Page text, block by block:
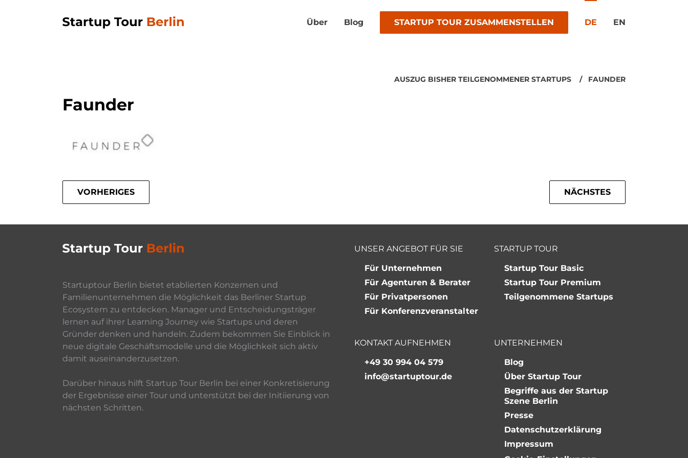
Über Blog STARTUP TOUR ZUSAMMENSTELLEN DE EN
AUSZUG BISHER TEILGENOMMENER STARTUPS FAUNDER
Faunder
VORHERIGES NÄCHSTES
UNSER ANGEBOT FÜR SIE
Für Unternehmen
Für Agenturen & Berater
Für Privatpersonen
Für Konferenzveranstalter
STARTUP TOUR
Startup Tour Basic
Startup Tour Premium
Teilgenommene Startups
KONTAKT AUFNEHMEN
+49 30 994 04 579
info@startuptour.de
UNTERNEHMEN
Blog
Über Startup Tour
Begriffe aus der Startup
Szene Berlin
Presse
Datenschutzerklärung
Impressum
Startuptour Berlin bietet etablierten Konzernen und
Familienunternehmen die Möglichkeit das Berliner Startup
Ecosystem zu entdecken. Manager und Entscheidungsträger
lernen auf ihrer Learning Journey wie Startups und deren
Gründer denken und handeln. Zudem bekommen Sie Einblick in
neue digitale Geschäftsmodelle und die Möglichkeit sich aktiv
damit auseinanderzusetzen.
Darüber hinaus hilft Startup Tour Berlin bei einer Konkretisierung
der Ergebnisse einer Tour und unterstützt bei der Initiierung von
nächsten Schritten.